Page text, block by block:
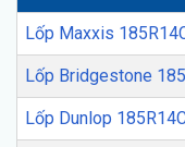
Lốp Maxxis
Lốp Bridgestone
Lốp Dunlop